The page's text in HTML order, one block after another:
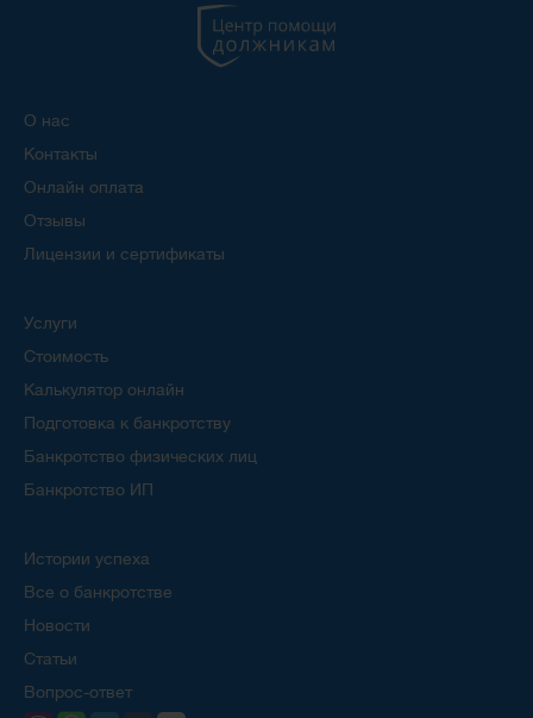
О нас
Контакты
Онлайн оплата
Отзывы
Лицензии и сертификаты
Услуги
Стоимость
Калькулятор онлайн
Подготовка к банкротству
Банкротство физических лиц
Банкротство ИП
Истории успеха
Все о банкротстве
Новости
Статьи
Вопрос-ответ